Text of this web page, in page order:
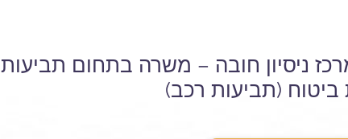
ניסיון חובה – משרה בתחום תביעות
(תביעות רכב)